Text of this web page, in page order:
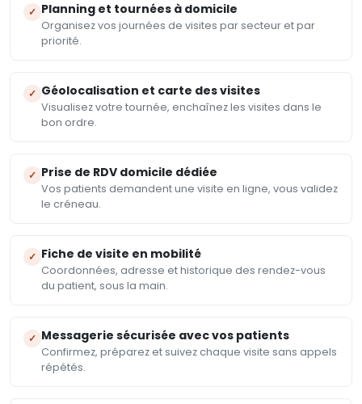
✓ Planning et tournées à domicile
Organisez vos journées de visites par secteur et par
priorité.
✓ Géolocalisation et carte des visites
Visualisez votre tournée, enchaînez les visites dans le
bon ordre.
✓ Prise de RDV domicile dédiée
Vos patients demandent une visite en ligne, vous validez
le créneau.
✓ Fiche de visite en mobilité
Coordonnées, adresse et historique des rendez-vous
du patient, sous la main.
✓ Messagerie sécurisée avec vos patients
Confirmez, préparez et suivez chaque visite sans appels
répétés.